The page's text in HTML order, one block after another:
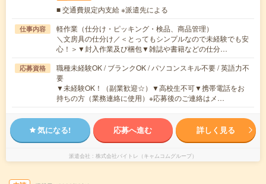
■ 交通費規定内支給 ※派遣先による
仕事内容
軽作業（仕分け・ピッキング・検品、商品管理）
＼文房具の仕分け／＜とってもシンプルなので未経験でも安
心！＞▼封入作業及び梱包▼雑誌や書籍などの仕分…
応募資格
職種未経験OK / ブランクOK / パソコンスキル不要 / 英語力不
要
▼未経験OK！（副業歓迎☆）▼高校生不可▼携帯電話をお
持ちの方（業務連絡に使用）※応募後のご連絡はメ…
気になる! 応募へ進む 詳しく見る
派遣会社 株式会社バイトレ（キャムコムグループ）